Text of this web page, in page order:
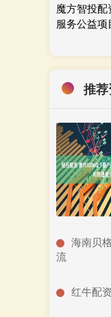
魔方智投
服务公益
推
海南贝
流
红牛配